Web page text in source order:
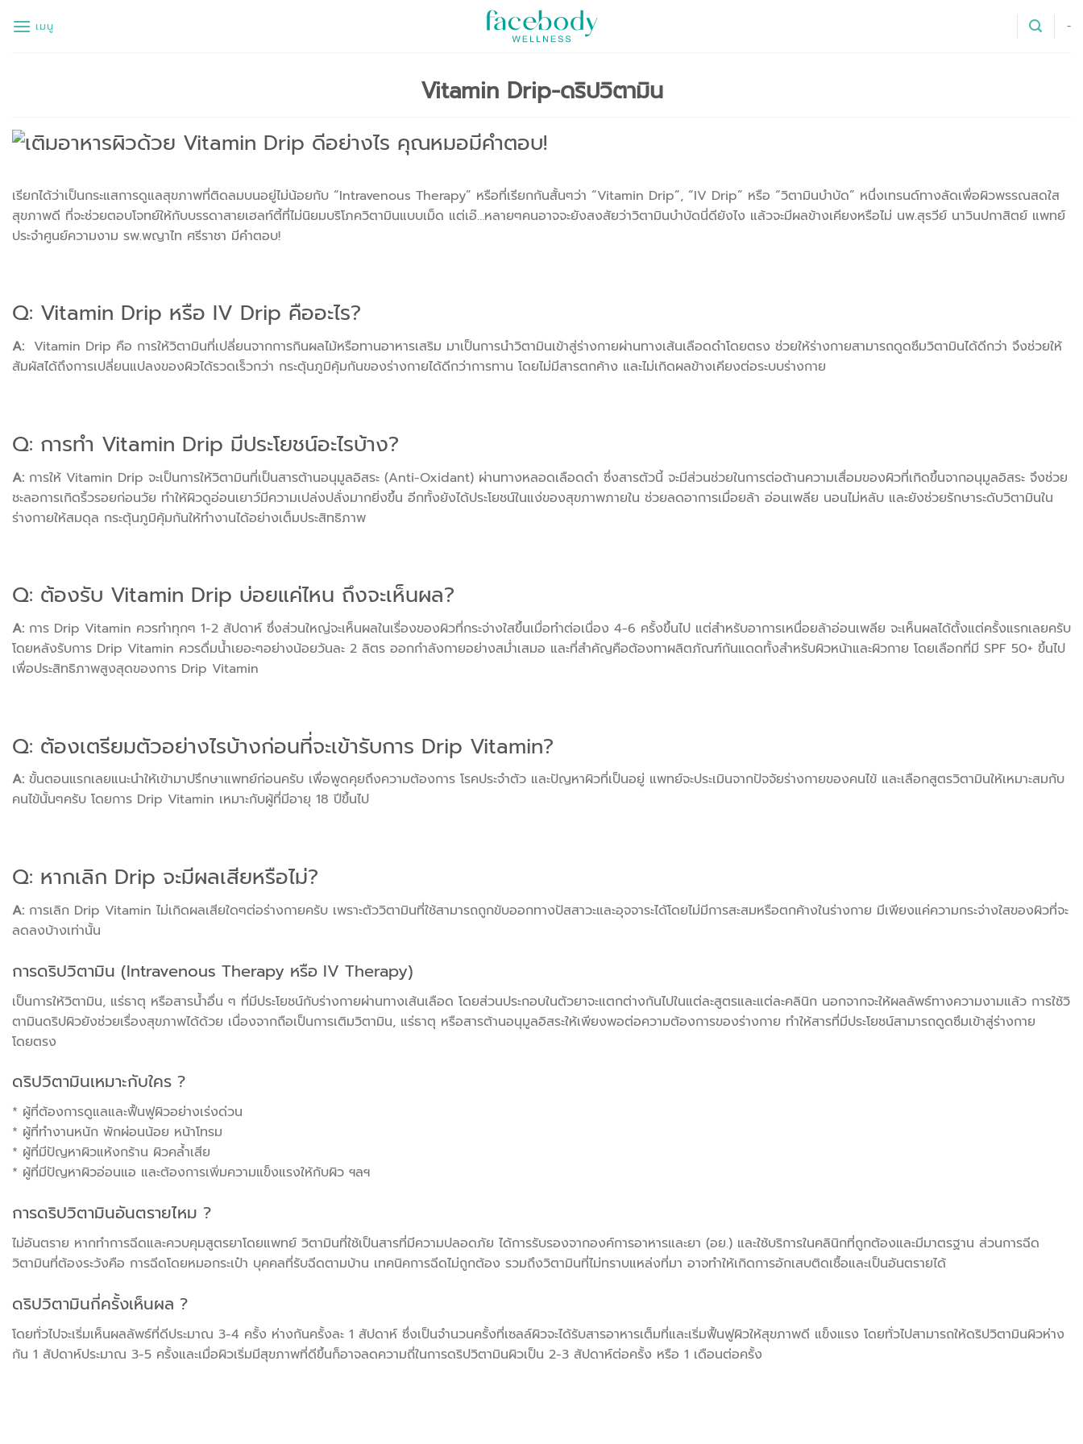
เมนู -
Vitamin Drip-ดริปวิตามิน
เรียกได้ว่าเป็นกระแสการดูแลสุขภาพที่ติดลมบนอยู่ไม่น้อยกับ “Intravenous Therapy” หรือที่เรียกกันสั้นๆว่า “Vitamin Drip”, “IV Drip” หรือ “วิตามินบำบัด” หนึ่งเทรนด์ทางลัดเพื่อผิวพรรณสดใส
สุขภาพดี ที่จะช่วยตอบโจทย์ให้กับบรรดาสายเฮลท์ตี้ที่ไม่นิยมบริโภควิตามินแบบเม็ด แต่เอ๊…หลายๆคนอาจจะยังสงสัยว่าวิตามินบำบัดนี่ดียังไง แล้วจะมีผลข้างเคียงหรือไม่ นพ.สุรวีย์ นาวินปกาสิตย์ แพทย์
ประจำศูนย์ความงาม รพ.พญาไท ศรีราชา มีคำตอบ!
Q: Vitamin Drip หรือ IV Drip คืออะไร?
A: Vitamin Drip คือ การให้วิตามินที่เปลี่ยนจากการกินผลไม้หรือทานอาหารเสริม มาเป็นการนำวิตามินเข้าสู่ร่างกายผ่านทางเส้นเลือดดำโดยตรง ช่วยให้ร่างกายสามารถดูดซึมวิตามินได้ดีกว่า จึงช่วยให้
สัมผัสได้ถึงการเปลี่ยนแปลงของผิวได้รวดเร็วกว่า กระตุ้นภูมิคุ้มกันของร่างกายได้ดีกว่าการทาน โดยไม่มีสารตกค้าง และไม่เกิดผลข้างเคียงต่อระบบร่างกาย
Q: การทำ Vitamin Drip มีประโยชน์อะไรบ้าง?
A: การให้ Vitamin Drip จะเป็นการให้วิตามินที่เป็นสารต้านอนุมูลอิสระ (Anti-Oxidant) ผ่านทางหลอดเลือดดำ ซึ่งสารตัวนี้ จะมีส่วนช่วยในการต่อต้านความเสื่อมของผิวที่เกิดขึ้นจากอนุมูลอิสระ จึงช่วย
ชะลอการเกิดริ้วรอยก่อนวัย ทำให้ผิวดูอ่อนเยาว์มีความเปล่งปลั่งมากยิ่งขึ้น อีกทั้งยังได้ประโยชน์ในแง่ของสุขภาพภายใน ช่วยลดอาการเมื่อยล้า อ่อนเพลีย นอนไม่หลับ และยังช่วยรักษาระดับวิตามินใน
ร่างกายให้สมดุล กระตุ้นภูมิคุ้มกันให้ทำงานได้อย่างเต็มประสิทธิภาพ
Q: ต้องรับ Vitamin Drip บ่อยแค่ไหน ถึงจะเห็นผล?
A: การ Drip Vitamin ควรทำทุกๆ 1-2 สัปดาห์ ซึ่งส่วนใหญ่จะเห็นผลในเรื่องของผิวที่กระจ่างใสขึ้นเมื่อทำต่อเนื่อง 4-6 ครั้งขึ้นไป แต่สำหรับอาการเหนื่อยล้าอ่อนเพลีย จะเห็นผลได้ตั้งแต่ครั้งแรกเลยครับ
โดยหลังรับการ Drip Vitamin ควรดื่มน้ำเยอะๆอย่างน้อยวันละ 2 ลิตร ออกกำลังกายอย่างสม่ำเสมอ และที่สำคัญคือต้องทาผลิตภัณฑ์กันแดดทั้งสำหรับผิวหน้าและผิวกาย โดยเลือกที่มี SPF 50+ ขึ้นไป
เพื่อประสิทธิภาพสูงสุดของการ Drip Vitamin
Q: ต้องเตรียมตัวอย่างไรบ้างก่อนที่จะเข้ารับการ Drip Vitamin?
A: ขั้นตอนแรกเลยแนะนำให้เข้ามาปรึกษาแพทย์ก่อนครับ เพื่อพูดคุยถึงความต้องการ โรคประจำตัว และปัญหาผิวที่เป็นอยู่ แพทย์จะประเมินจากปัจจัยร่างกายของคนไข้ และเลือกสูตรวิตามินให้เหมาะสมกับ
คนไข้นั้นๆครับ โดยการ Drip Vitamin เหมาะกับผู้ที่มีอายุ 18 ปีขึ้นไป
Q: หากเลิก Drip จะมีผลเสียหรือไม่?
A: การเลิก Drip Vitamin ไม่เกิดผลเสียใดๆต่อร่างกายครับ เพราะตัววิตามินที่ใช้สามารถถูกขับออกทางปัสสาวะและอุจจาระได้โดยไม่มีการสะสมหรือตกค้างในร่างกาย มีเพียงแค่ความกระจ่างใสของผิวที่จะ
ลดลงบ้างเท่านั้น
การดริปวิตามิน (Intravenous Therapy หรือ IV Therapy)
เป็นการให้วิตามิน, แร่ธาตุ หรือสารน้ำอื่น ๆ ที่มีประโยชน์กับร่างกายผ่านทางเส้นเลือด โดยส่วนประกอบในตัวยาจะแตกต่างกันไปในแต่ละสูตรและแต่ละคลินิก นอกจากจะให้ผลลัพธ์ทางความงามแล้ว การใช้วิ
ตามินดริปผิวยังช่วยเรื่องสุขภาพได้ด้วย เนื่องจากถือเป็นการเติมวิตามิน, แร่ธาตุ หรือสารต้านอนุมูลอิสระให้เพียงพอต่อความต้องการของร่างกาย ทำให้สารที่มีประโยชน์สามารถดูดซึมเข้าสู่ร่างกาย
โดยตรง
ดริปวิตามินเหมาะกับใคร ?
* ผู้ที่ต้องการดูแลและฟื้นฟูผิวอย่างเร่งด่วน
* ผู้ที่ทำงานหนัก พักผ่อนน้อย หน้าโทรม
* ผู้ที่มีปัญหาผิวแห้งกร้าน ผิวคล้ำเสีย
* ผู้ที่มีปัญหาผิวอ่อนแอ และต้องการเพิ่มความแข็งแรงให้กับผิว ฯลฯ
การดริปวิตามินอันตรายไหม ?
ไม่อันตราย หากทำการฉีดและควบคุมสูตรยาโดยแพทย์ วิตามินที่ใช้เป็นสารที่มีความปลอดภัย ได้การรับรองจากองค์การอาหารและยา (อย.) และใช้บริการในคลินิกที่ถูกต้องและมีมาตรฐาน ส่วนการฉีด
วิตามินที่ต้องระวังคือ การฉีดโดยหมอกระเป๋า บุคคลที่รับฉีดตามบ้าน เทคนิคการฉีดไม่ถูกต้อง รวมถึงวิตามินที่ไม่ทราบแหล่งที่มา อาจทำให้เกิดการอักเสบติดเชื้อและเป็นอันตรายได้
ดริปวิตามินกี่ครั้งเห็นผล ?
โดยทั่วไปจะเริ่มเห็นผลลัพธ์ที่ดีประมาณ 3-4 ครั้ง ห่างกันครั้งละ 1 สัปดาห์ ซึ่งเป็นจำนวนครั้งที่เซลล์ผิวจะได้รับสารอาหารเต็มที่และเริ่มฟื้นฟูผิวให้สุขภาพดี แข็งแรง โดยทั่วไปสามารถให้ดริปวิตามินผิวห่าง
กัน 1 สัปดาห์ประมาณ 3-5 ครั้งและเมื่อผิวเริ่มมีสุขภาพที่ดีขึ้นก็อาจลดความถี่ในการดริปวิตามินผิวเป็น 2-3 สัปดาห์ต่อครั้ง หรือ 1 เดือนต่อครั้ง